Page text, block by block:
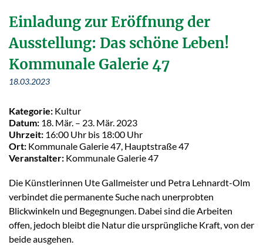
Einladung zur Eröffnung der
Ausstellung: Das schöne Leben!
Kommunale Galerie 47
18.03.2023
Kategorie: Kultur
Datum: 18. Mär. – 23. Mär. 2023
Uhrzeit: 16:00 Uhr bis 18:00 Uhr
Ort: Kommunale Galerie 47, Hauptstraße 47
Veranstalter: Kommunale Galerie 47
Die Künstlerinnen Ute Gallmeister und Petra Lehnardt-Olm
verbindet die permanente Suche nach unerprobten
Blickwinkeln und Begegnungen. Dabei sind die Arbeiten
offen, jedoch bleibt die Natur die ursprüngliche Kraft, von der
beide ausgehen.